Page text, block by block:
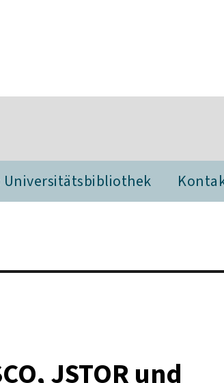
Universitätsbibliothek
JSTOR und